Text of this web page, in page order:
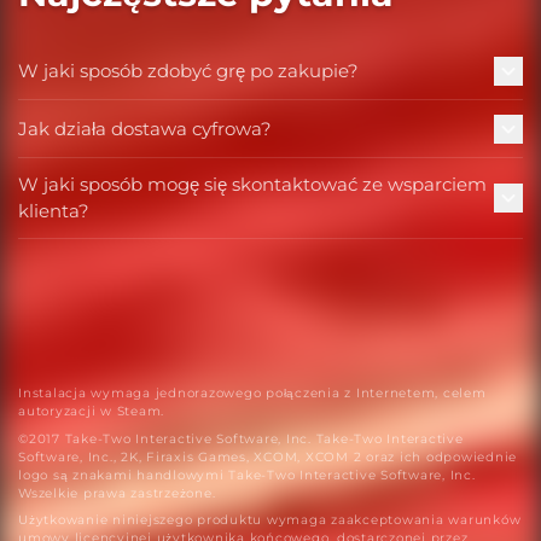
W jaki sposób zdobyć grę po zakupie?
Jak działa dostawa cyfrowa?
W jaki sposób mogę się skontaktować ze wsparciem
klienta?
Instalacja wymaga jednorazowego połączenia z Internetem, celem
autoryzacji w Steam.
©2017 Take-Two Interactive Software, Inc. Take-Two Interactive
Software, Inc., 2K, Firaxis Games, XCOM, XCOM 2 oraz ich odpowiednie
logo są znakami handlowymi Take-Two Interactive Software, Inc.
Wszelkie prawa zastrzeżone.
Użytkowanie niniejszego produktu wymaga zaakceptowania warunków